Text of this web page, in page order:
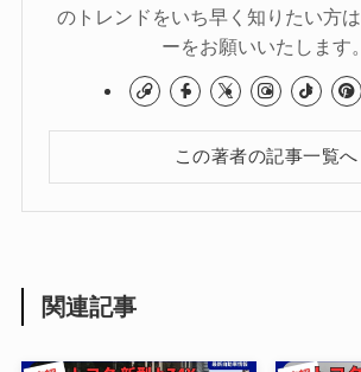
のトレンドをいち早く知りたい方
ーをお願いいたします。
この著者の記事一覧へ
関連記事